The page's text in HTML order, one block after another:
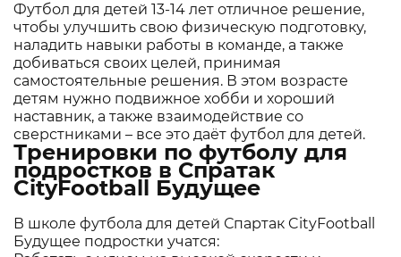
Футбол для детей 13-14 лет отличное решение,
чтобы улучшить свою физическую подготовку,
наладить навыки работы в команде, а также
добиваться своих целей, принимая
самостоятельные решения. В этом возрасте
детям нужно подвижное хобби и хороший
наставник, а также взаимодействие со
сверстниками – все это даёт футбол для детей.
Тренировки по футболу для
подростков в Спратак
CityFootball Будущее
В школе футбола для детей Спартак CityFootball
Будущее подростки учатся: